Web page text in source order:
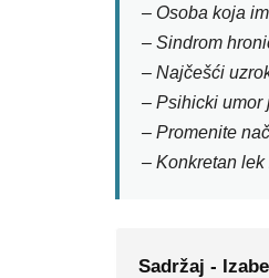
– Osoba koja
– Sindrom
– Najčešći
– Psihicki umor
– Promenite
– Konkretan
Sadržaj -